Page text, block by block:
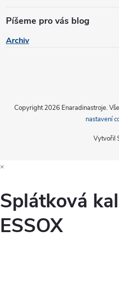
Píšeme pro vás blog
Archiv
Vytvořil
Copyright 2026 Enaradinastroje.
nastavení
×
Splátková
ESSOX